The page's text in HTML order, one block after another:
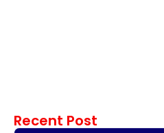
Recent Post